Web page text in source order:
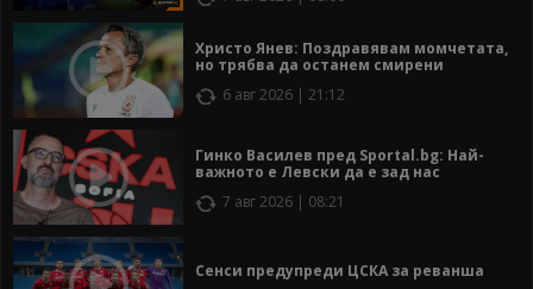
Христо Янев: Поздравявам момчетата,
но трябва да останем смирени
6 авг 2026 | 21:12
Гинко Василев пред Sportal.bg: Най-
важното е Левски да е зад нас
7 авг 2026 | 08:21
Сенси предупреди ЦСКА за реванша